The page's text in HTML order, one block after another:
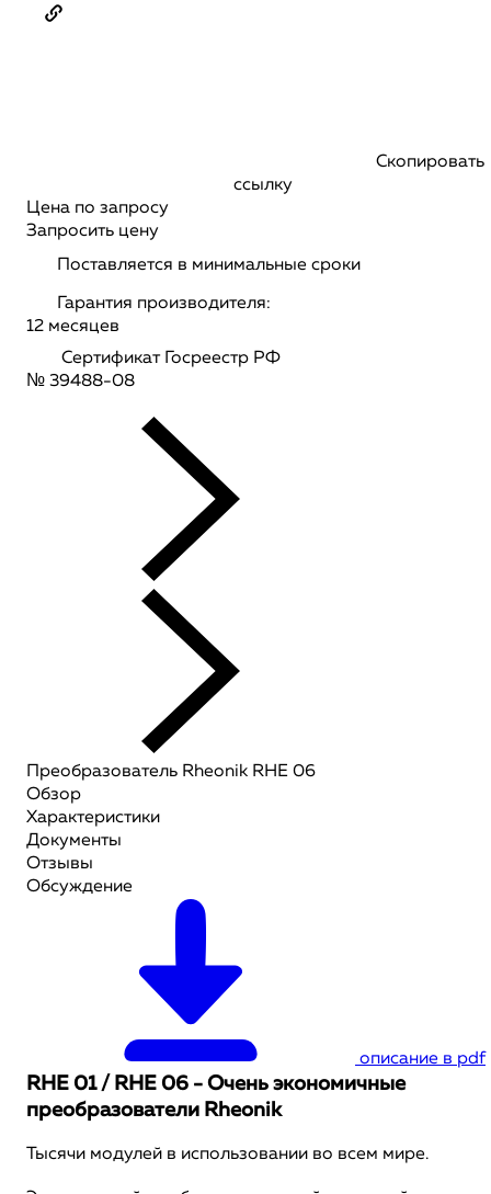
Скопировать
ссылку
Цена по запросу
Запросить цену
Поставляется в минимальные сроки
Гарантия производителя:
12 месяцев
Сертификат Госреестр РФ
№ 39488-08
Преобразователь Rheonik RHE 06
Обзор
Характеристики
Документы
Отзывы
Обсуждение
описание в pdf
RHE 01 / RHE 06 - Очень экономичные
преобразователи Rheonik
Тысячи модулей в использовании во всем мире.